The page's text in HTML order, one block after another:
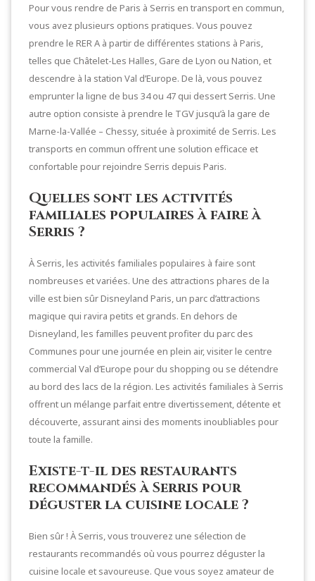
Pour vous rendre de Paris à Serris en transport en commun,
vous avez plusieurs options pratiques. Vous pouvez
prendre le RER A à partir de différentes stations à Paris,
telles que Châtelet-Les Halles, Gare de Lyon ou Nation, et
descendre à la station Val d’Europe. De là, vous pouvez
emprunter la ligne de bus 34 ou 47 qui dessert Serris. Une
autre option consiste à prendre le TGV jusqu’à la gare de
Marne-la-Vallée – Chessy, située à proximité de Serris. Les
transports en commun offrent une solution efficace et
confortable pour rejoindre Serris depuis Paris.
Quelles sont les activités
familiales populaires à faire à
Serris ?
À Serris, les activités familiales populaires à faire sont
nombreuses et variées. Une des attractions phares de la
ville est bien sûr Disneyland Paris, un parc d’attractions
magique qui ravira petits et grands. En dehors de
Disneyland, les familles peuvent profiter du parc des
Communes pour une journée en plein air, visiter le centre
commercial Val d’Europe pour du shopping ou se détendre
au bord des lacs de la région. Les activités familiales à Serris
offrent un mélange parfait entre divertissement, détente et
découverte, assurant ainsi des moments inoubliables pour
toute la famille.
Existe-t-il des restaurants
recommandés à Serris pour
déguster la cuisine locale ?
Bien sûr ! À Serris, vous trouverez une sélection de
restaurants recommandés où vous pourrez déguster la
cuisine locale et savoureuse. Que vous soyez amateur de